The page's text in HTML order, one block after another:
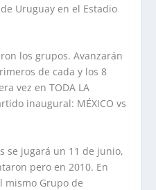
Uruguay en el Estadio
los grupos. Avanzarán
de cada y los 8
vez en TODA LA
inaugural: MÉXICO vs
se jugará un 11 de junio,
pero en 2010. En
Grupo de